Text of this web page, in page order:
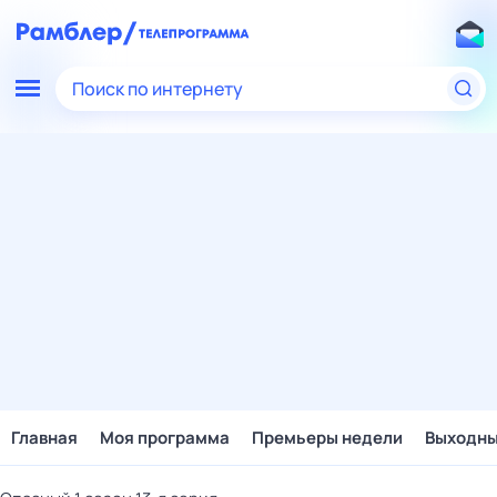
Поиск по интернету
Главная Моя программа Премьеры недели